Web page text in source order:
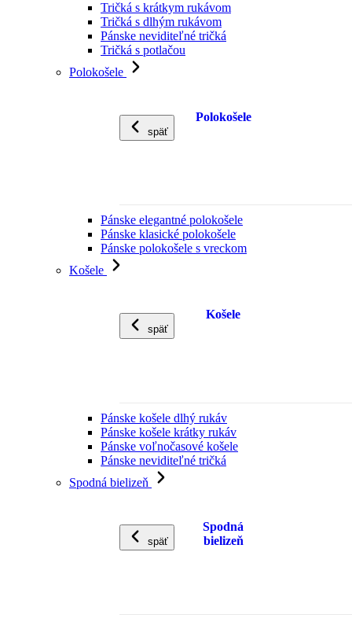
Tričká s krátkym rukávom
Tričká s dlhým rukávom
Pánske neviditeľné tričká
Tričká s potlačou
Polokošele
späť
Polokošele
Pánske elegantné polokošele
Pánske klasické polokošele
Pánske polokošele s vreckom
Košele
späť
Košele
Pánske košele dlhý rukáv
Pánske košele krátky rukáv
Pánske voľnočasové košele
Pánske neviditeľné tričká
Spodná bielizeň
späť
Spodná
bielizeň